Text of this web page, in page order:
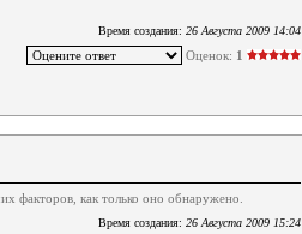
Время создания: 26 Августа 2009 14:04
Оценок: 1
факторов, как только оно обнаружено.
Время создания: 26 Августа 2009 15:24